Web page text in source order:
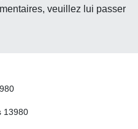
veuillez lui passer
13980